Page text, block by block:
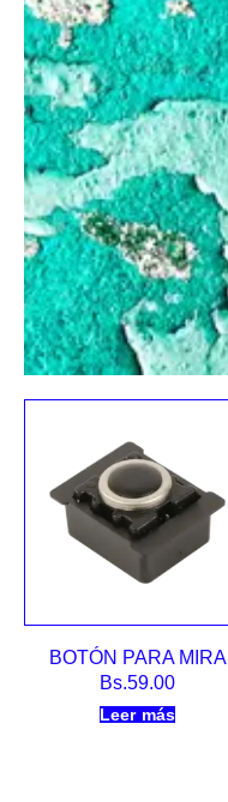
BOTÓN PARA MIRA
Bs.59.00
Leer más